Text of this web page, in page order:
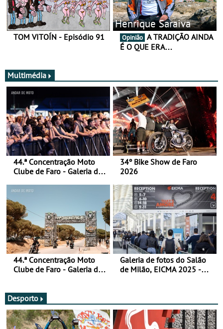
TOM VITOÍN - Episódio 91
Henrique Saraiva
Opinião
É O QUE ERA…
Multimédia
44.ª Concentração Moto
Clube de Faro - Galeria de
34º Bike Show de Faro
2026
44.ª Concentração Moto
Clube de Faro - Galeria de
Galeria de fotos do Salão
de Milão, EICMA 2025 -
Desporto